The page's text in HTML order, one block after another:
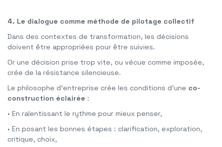
4. Le dialogue comme méthode de pilotage collectif
Dans des contextes de transformation, les décisions
doivent être appropriées pour être suivies.
Or une décision prise trop vite, ou vécue comme imposée,
crée de la résistance silencieuse.
Le philosophe d’entreprise crée les conditions d’une co-
construction éclairée :
• En ralentissant le rythme pour mieux penser,
• En posant les bonnes étapes : clarification, exploration,
critique, choix,